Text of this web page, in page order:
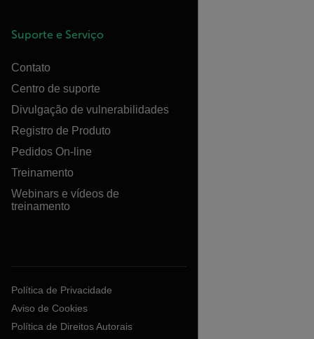
Suporte e Serviço
Contato
Centro de suporte
Divulgação de vulnerabilidades
Registro de Produto
Pedidos On-line
Treinamento
Webinars e vídeos de
treinamento
Política de Privacidade
Aviso de Cookies
Política de Direitos Autorais